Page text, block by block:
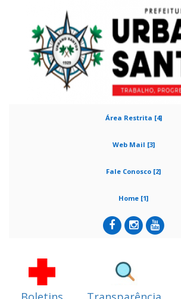
Área Restrita [4]
Web Mail [3]
Fale Conosco [2]
Home [1]